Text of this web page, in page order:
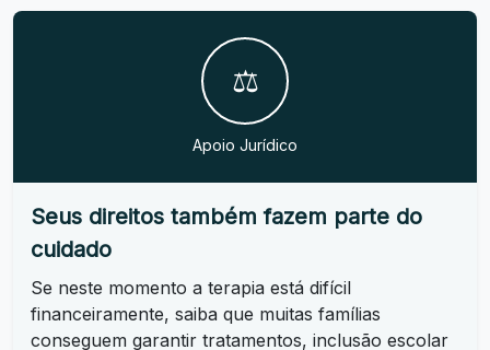
⚖️
Apoio Jurídico
Seus direitos também fazem parte do
cuidado
Se neste momento a terapia está difícil
financeiramente, saiba que muitas famílias
conseguem garantir tratamentos, inclusão escolar